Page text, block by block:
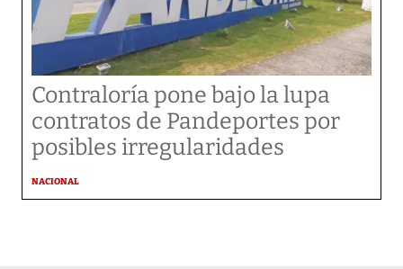
Contraloría pone bajo la lupa
contratos de Pandeportes por
posibles irregularidades
NACIONAL